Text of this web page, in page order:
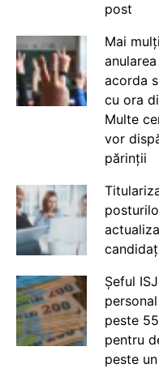
post
Mai
acorda
cu ora
Multe
vor
părinții
Șeful
peste
pentru
peste